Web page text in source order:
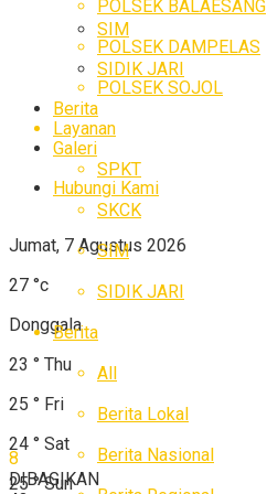
SIM
SIDIK JARI
Berita
Galeri
Hubungi Kami
Jumat, 7 Agustus 2026
27 °c
Donggala
23 ° Thu
25 ° Fri
24 ° Sat
25 ° Sun
POLSEK BALAESANG
POLSEK DAMPELAS
POLSEK SOJOL
Layanan
SPKT
SKCK
SIM
SIDIK JARI
Berita
All
Berita Lokal
Berita Nasional
8
DIBAGIKAN